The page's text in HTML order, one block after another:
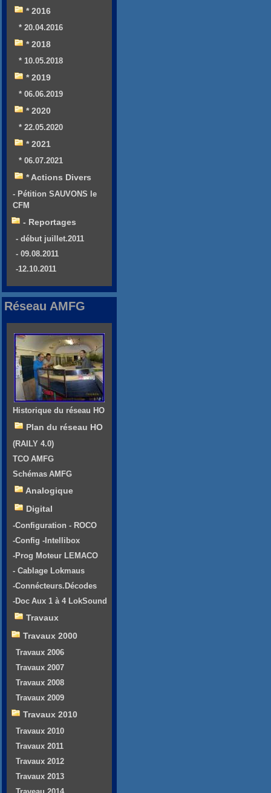
* 2016
* 20.04.2016
* 2018
* 10.05.2018
* 2019
* 06.06.2019
* 2020
* 22.05.2020
* 2021
* 06.07.2021
* Actions Divers
- Pétition SAUVONS le
CFM
- Reportages
- début juillet.2011
- 09.08.2011
-12.10.2011
Réseau AMFG
Historique du réseau HO
Plan du réseau HO
(RAILY 4.0)
TCO AMFG
Schémas AMFG
Analogique
Digital
-Configuration - ROCO
-Config -Intellibox
-Prog Moteur LEMACO
- Cablage Lokmaus
-Connécteurs.Décodes
-Doc Aux 1 à 4 LokSound
Travaux
Travaux 2000
Travaux 2006
Travaux 2007
Travaux 2008
Travaux 2009
Travaux 2010
Travaux 2010
Travaux 2011
Travaux 2012
Travaux 2013